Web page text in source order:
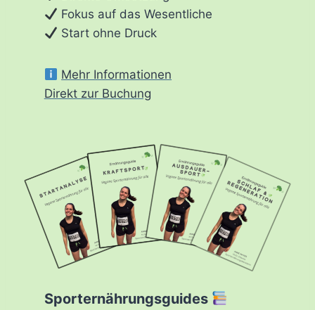
Fokus auf das Wesentliche
Start ohne Druck
Mehr Informationen
Direkt zur Buchung
Sporternährungsguides